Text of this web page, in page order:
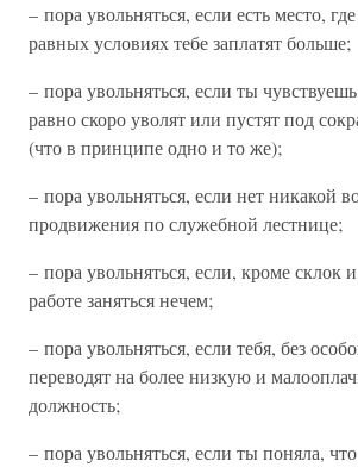
– пора увольняться, если есть место,
равных условиях тебе заплатят больше;
– пора увольняться, если ты
равно скоро уволят или пустят под
(что в принципе одно и то же);
– пора увольняться, если нет никакой
продвижения по служебной лестнице;
– пора увольняться, если, кроме склок
работе заняться нечем;
– пора увольняться, если тебя, без
переводят на более низкую и
должность;
– пора увольняться, если ты поняла,